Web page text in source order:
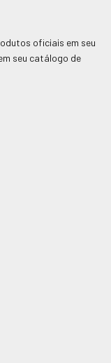
oficiais em seu
seu catálogo de